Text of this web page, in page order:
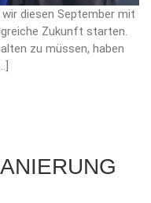
diesen September mit
Zukunft starten.
zu müssen, haben